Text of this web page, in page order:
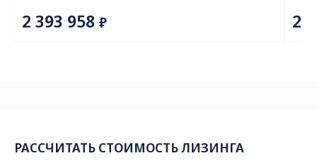
РАССЧИТАТЬ СТОИМОСТЬ ЛИЗИНГА